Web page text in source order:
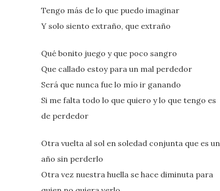
Tengo más de lo que puedo imaginar
Y solo siento extraño, que extraño
Qué bonito juego y que poco sangro
Que callado estoy para un mal perdedor
Será que nunca fue lo mío ir ganando
Si me falta todo lo que quiero y lo que tengo es
de perdedor
Otra vuelta al sol en soledad conjunta que es un
año sin perderlo
Otra vez nuestra huella se hace diminuta para